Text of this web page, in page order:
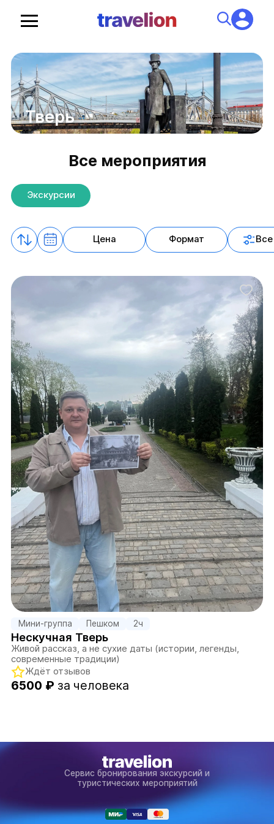
Тверь
Все мероприятия
Экскурсии
Цена Формат
Мини-группа Пешком 2ч
Нескучная Тверь
Живой рассказ, а не сухие даты (истории, легенды,
современные традиции)
Ждёт отзывов
6500 ₽ за человека
Сервис бронирования экскурсий и
туристических мероприятий